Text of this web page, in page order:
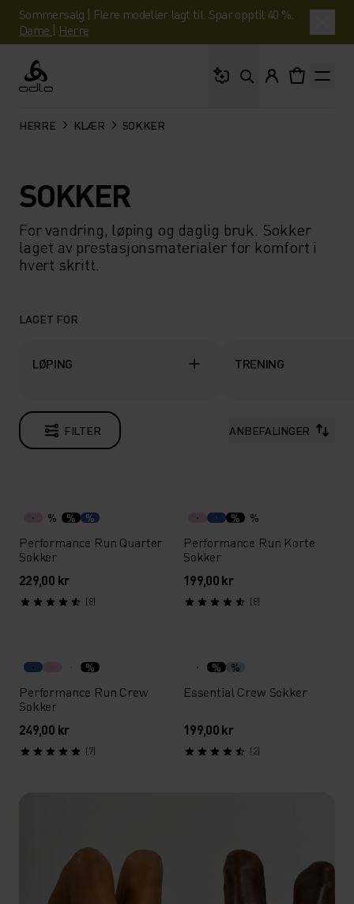
Sommersalg | Flere modeller lagt til. Spar opptil 40 %.
Dame | Herre
Odlo
HERRE KLÆR SOKKER
SOKKER
For vandring, løping og daglig bruk. Sokker
laget av prestasjonsmaterialer for komfort i
hvert skritt.
LAGET FOR
LØPING TRENING
FILTER ANBEFALINGER
% % %
Performance Run Quarter
Sokker
229,00 kr
(8)
% %
Performance Run Korte
Sokker
199,00 kr
(8)
%
Performance Run Crew
Sokker
249,00 kr
(7)
% %
Essential Crew Sokker
199,00 kr
(2)